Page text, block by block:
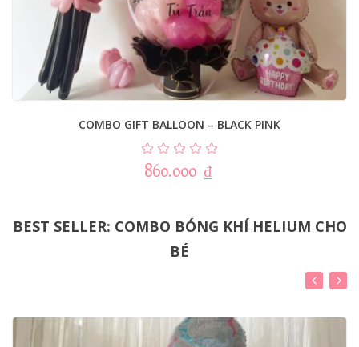
COMBO GIFT BALLOON – BLACK PINK
860.000 ₫
BEST SELLER: COMBO BÓNG KHÍ HELIUM CHO
BÉ